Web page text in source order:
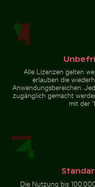
Silberreiher auf
Silberreiher auf einem Boot in
Regenbogen über
Regenbogen
Sonnenuntergang
Alle Lizenzen gelten
erlauben die
Anwendungsbereichen.
zugänglich gemacht
mit der “
Die Nutzung bis